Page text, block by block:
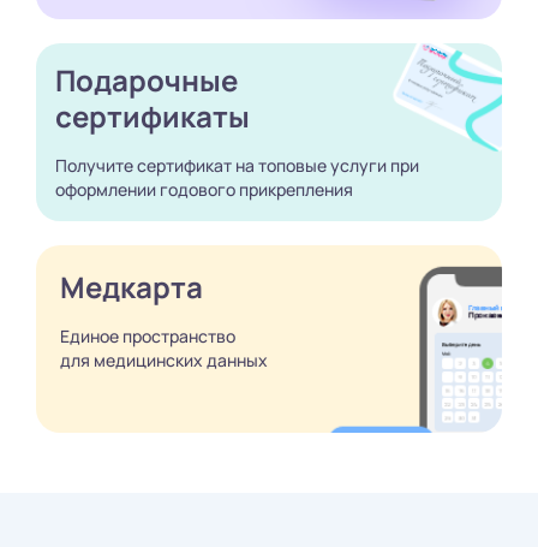
Подарочные
сертификаты
Получите сертификат на топовые услуги при
оформлении годового прикрепления
Медкарта
Единое пространство
для медицинских данных